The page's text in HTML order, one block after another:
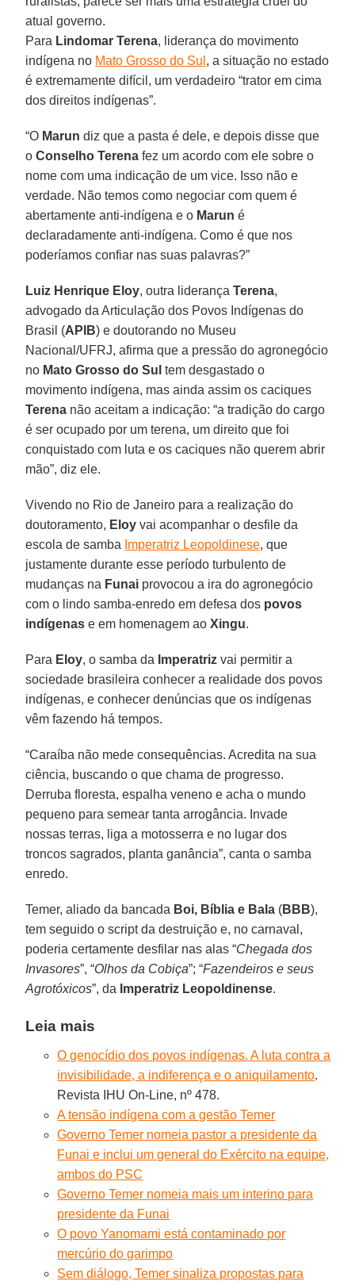
atual governo.
Para Lindomar Terena, liderança do movimento
indígena no Mato Grosso do Sul , a situação no estado
é extremamente difícil, um verdadeiro “trator em cima
dos direitos indígenas”.
“O Marun diz que a pasta é dele, e depois disse que
oConselho Terena fez um acordo com ele sobre o
nome com uma indicação de um vice. Isso não e
verdade. Não temos como negociar com quem é
abertamente anti-indígena e o Marun é
declaradamente anti-indígena. Como é que nos
poderíamos confiar nas suas palavras?”
Luiz Henrique Eloy, outra liderançaTerena,
advogado da Articulação dos Povos Indígenas do
Brasil (APIB) e doutorando no Museu
Nacional/UFRJ, afirma que a pressão do agronegócio
no Mato Grosso do Sul tem desgastado o
movimento indígena, mas ainda assim os caciques
Terena não aceitam a indicação: “a tradição do cargo
é ser ocupado por um terena, um direito que foi
conquistado com luta e os caciques não querem abrir
mão”, diz ele.
Vivendo no Rio de Janeiro para a realização do
doutoramento, Eloy vai acompanhar o desfile da
escola de samba Imperatriz Leopoldinese, que
justamente durante esse período turbulento de
mudanças na Funai provocou a ira do agronegócio
com o lindo samba-enredo em defesa dos povos
indígenas e em homenagem aoXingu.
Para Eloy, o samba da Imperatriz vai permitir a
sociedade brasileira conhecer a realidade dos povos
indígenas, e conhecer denúncias que os indígenas
vêm fazendo há tempos.
“Caraíba não mede consequências. Acredita na sua
ciência, buscando o que chama de progresso.
Derruba floresta, espalha veneno e acha o mundo
pequeno para semear tanta arrogância. Invade
nossas terras, liga a motosserra e no lugar dos
troncos sagrados, planta ganância”, canta o samba
enredo.
Temer, aliado da bancada Boi, Bíblia e Bala (BBB),
tem seguido o script da destruição e, no carnaval,
poderia certamente desfilar nas alas “Chegada dos
Invasores”, “Olhos da Cobiça”; “Fazendeiros e seus
Agrotóxicos”, da Imperatriz Leopoldinense.
Leia mais
O genocídio dos povos indígenas. A luta contra a
invisibilidade, a indiferença e o aniquilamento.
Revista IHU On-Line, nº 478.
A tensão indígena com a gestão Temer
Governo Temer nomeia pastor a presidente da
Funai e inclui um general do Exército na equipe,
ambos do PSC
Governo Temer nomeia mais um interino para
presidente da Funai
O povo Yanomami está contaminado por
mercúrio do garimpo
Sem diálogo, Temer sinaliza propostas para